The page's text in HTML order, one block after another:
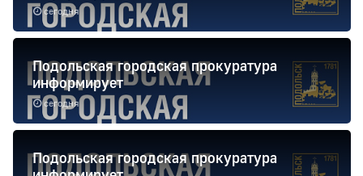
сегодня
сегодня
Подольская городская прокуратура
информирует
Подольская городская прокуратура